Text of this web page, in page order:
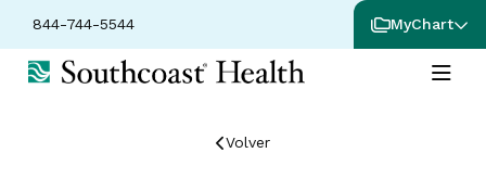
844-744-5544 MyChart
Volver